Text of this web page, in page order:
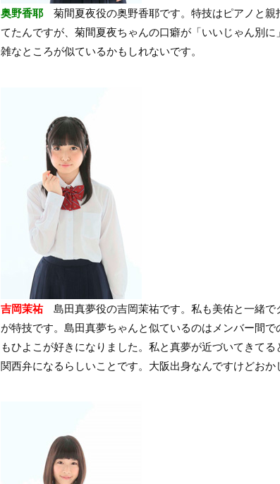
奥野香耶 菊間夏夜役の奥野香耶です。特技はピアノと
てたんですが、菊間夏夜ちゃんの口癖が「いいじゃん別
雑なところが似ているかもしれないです。
吉岡茉祐島田真夢役の吉岡茉祐です。私も美佑と一緒で
が特技です。島田真夢ちゃんと似ているのはメンバー間
もひよこが好きになりました。私と真夢が近づいてきて
関西弁になるらしいことです。大阪出身なんですけどおか